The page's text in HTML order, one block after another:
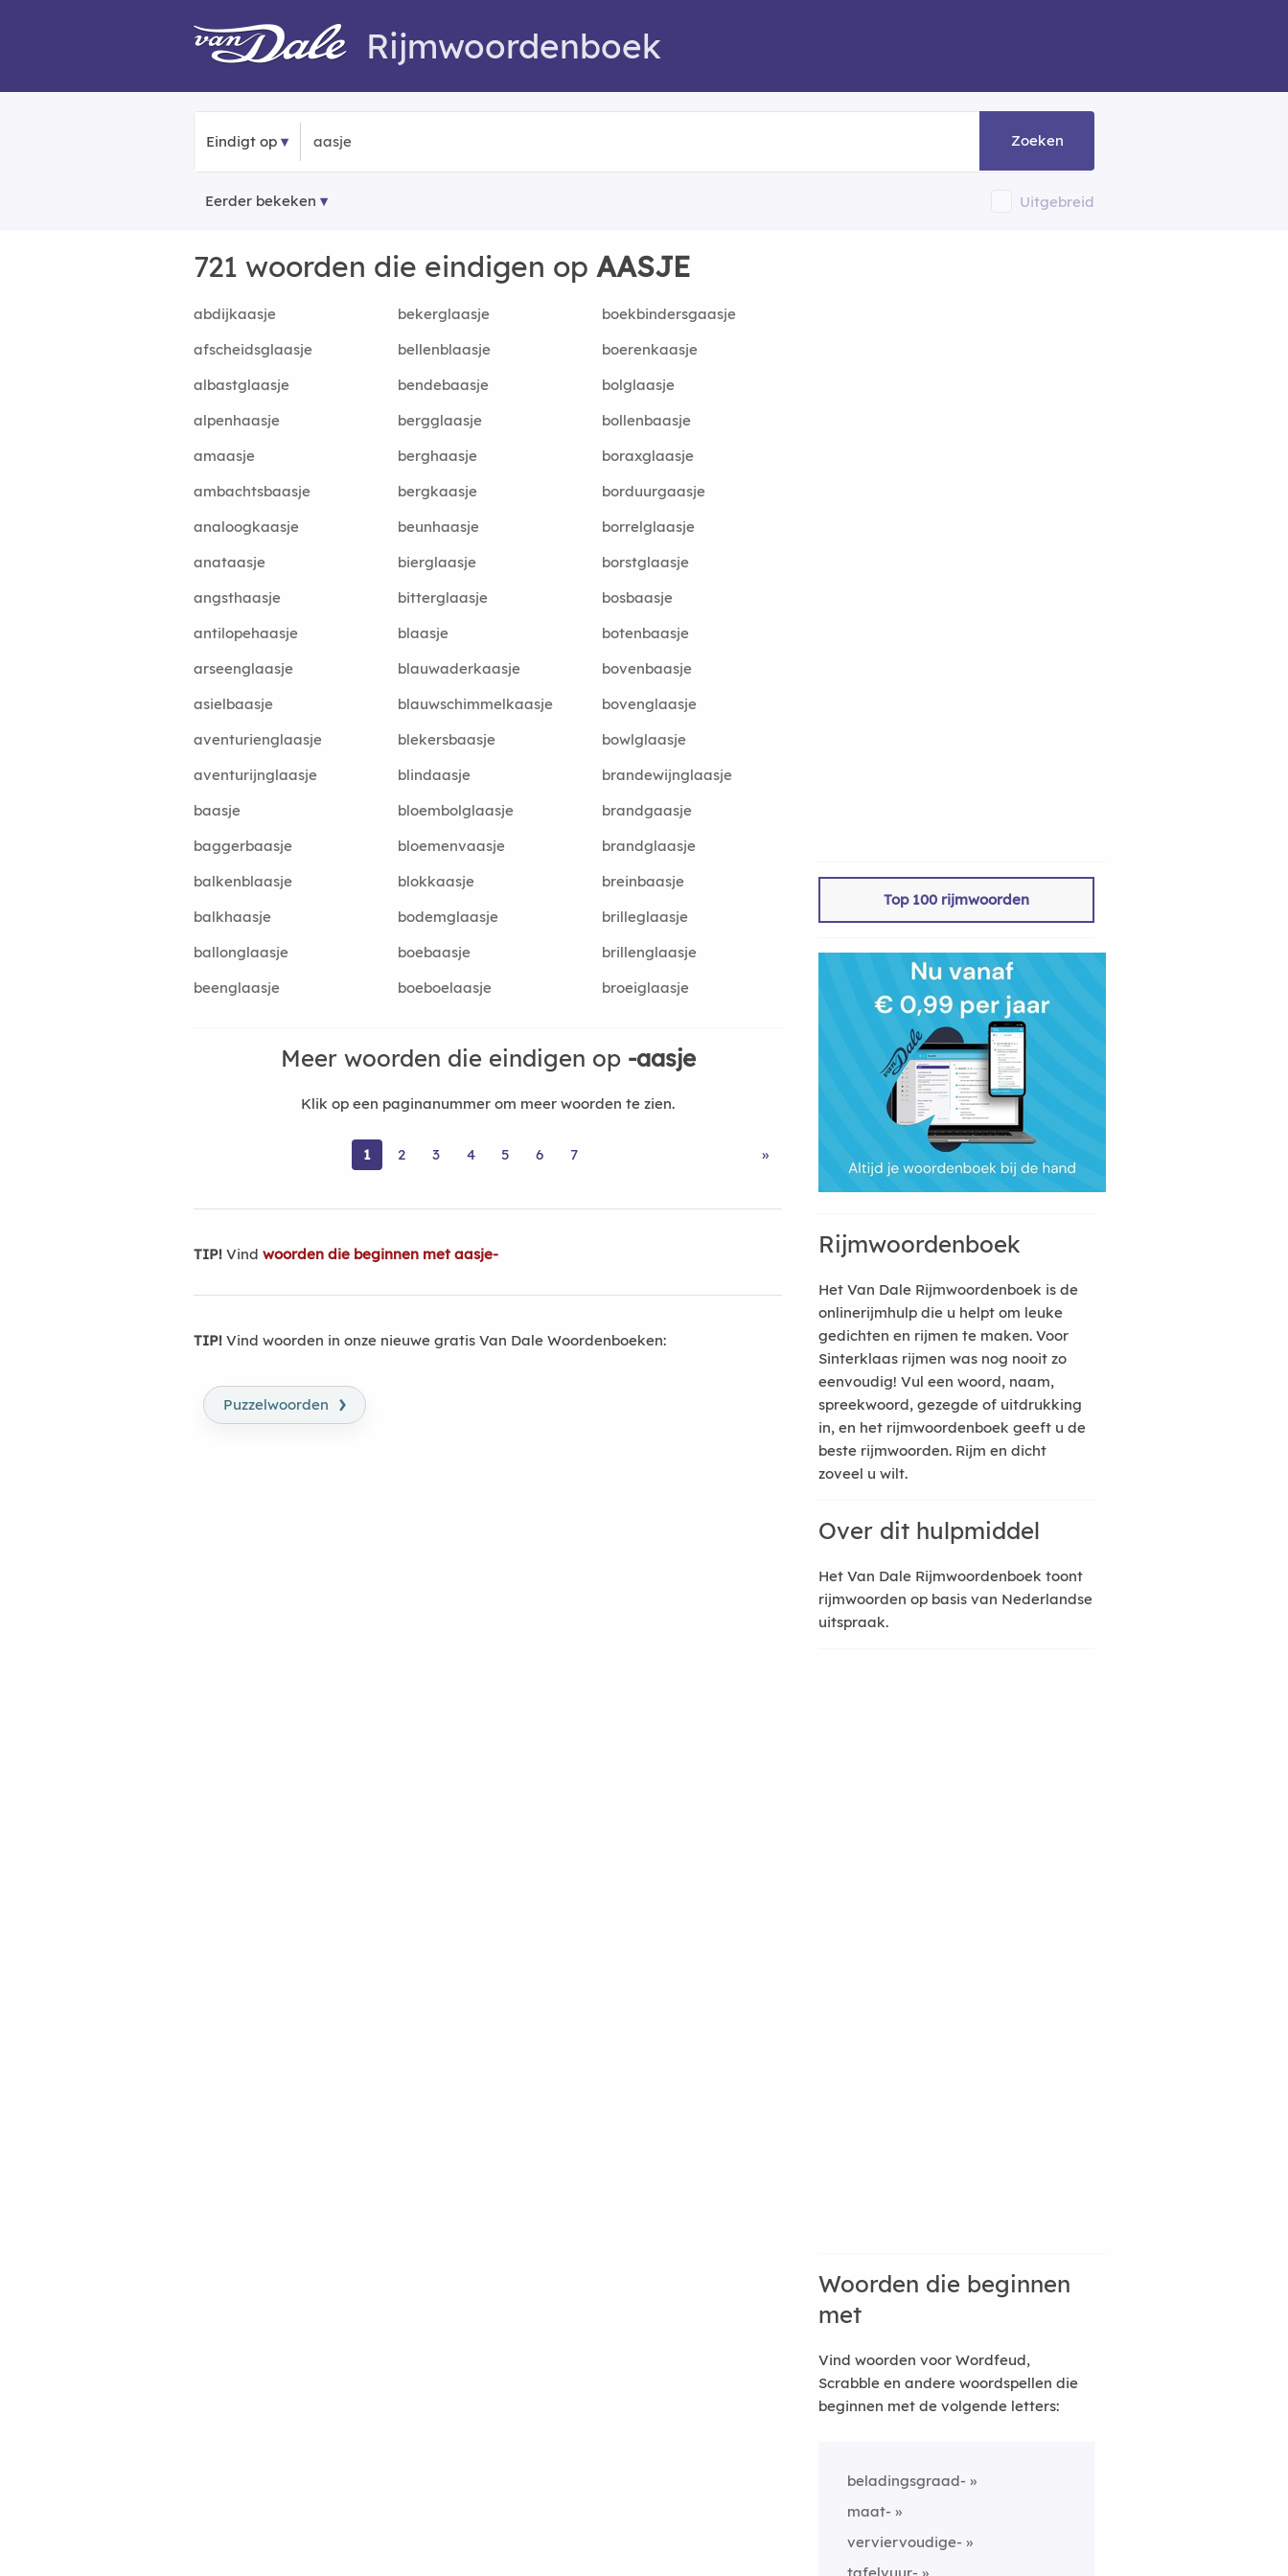
Rijmwoordenboek
Eindigt op Zoeken
Eerder bekeken Uitgebreid
721 woorden die eindigen op AASJE
abdijkaasje bekerglaasje
boekbindersgaasje
afscheidsglaasje
bellenblaasje
boerenkaasje
albastglaasje
bendebaasje
bolglaasje
alpenhaasje
bergglaasje
bollenbaasje
amaasje
berghaasje
boraxglaasje
ambachtsbaasje
bergkaasje
borduurgaasje
analoogkaasje
beunhaasje
borrelglaasje
anataasje
bierglaasje
borstglaasje
angsthaasje
bitterglaasje
bosbaasje
antilopehaasje
blaasje
botenbaasje
arseenglaasje
blauwaderkaasje
bovenbaasje
asielbaasje
blauwschimmelkaasje
bovenglaasje
aventurienglaasje
blekersbaasje
bowlglaasje
aventurijnglaasje
blindaasje
brandewijnglaasje
baasje
bloembolglaasje
brandgaasje
baggerbaasje
bloemenvaasje
brandglaasje
balkenblaasje
blokkaasje
breinbaasje
balkhaasje
bodemglaasje
brilleglaasje
ballonglaasje
boebaasje
brillenglaasje
beenglaasje
boeboelaasje broeiglaasje
Meer woorden die eindigen op -aasje
Klik op een paginanummer om meer woorden te zien.
1 2 3 4 5 6 7 »
TIP! Vind woorden die beginnen met aasje-
TIP! Vind woorden in onze nieuwe gratis Van Dale Woordenboeken:
Puzzelwoorden ›
Top 100 rijmwoorden
Rijmwoordenboek
Het Van Dale Rijmwoordenboek is de
onlinerijmhulp die u helpt om leuke
gedichten en rijmen te maken. Voor
Sinterklaas rijmen was nog nooit zo
eenvoudig! Vul een woord, naam,
spreekwoord, gezegde of uitdrukking
in, en het rijmwoordenboek geeft u de
beste rijmwoorden. Rijm en dicht
zoveel u wilt.
Over dit hulpmiddel
Het Van Dale Rijmwoordenboek toont
rijmwoorden op basis van Nederlandse
uitspraak.
Woorden die beginnen
met
Vind woorden voor Wordfeud,
Scrabble en andere woordspellen die
beginnen met de volgende letters:
beladingsgraad-
maat-
verviervoudige-